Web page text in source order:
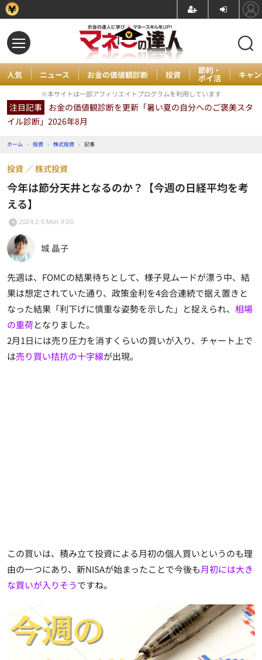
人気 ニュース お金の価値観診断 投資 節約・
ポイ活 キャ
※本サイトは一部アフィリエイトプログラムを利用しています
注目記事 お金の価値観診断を更新「暑い夏の自分へのご褒美スタ
イル診断」2026年8月
ホーム › 投資 › 株式投資 › 記事
今年は節分天井となるのか？【今週の日経平均を考
える】
投資 株式投資
2024.2.5 Mon 8:00
城 晶子
先週は、FOMCの結果待ちとして、様子見ムードが漂う中、結
果は想定されていた通り、政策金利を4会合連続で据え置きと
なった結果「利下げに慎重な姿勢を示した」と捉えられ、 相場
の重荷となりました。
2月1日には売り圧力を消すくらいの買いが入り、チャート上で
は売り買い拮抗の十字線が出現。
この買いは、積み立て投資による月初の個人買いというのも理
由の一つにあり、新NISAが始まったことで今後も月初には大き
な買いが入りそうですね。